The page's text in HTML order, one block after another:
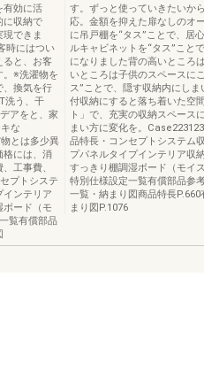
有効に活
に収納で
できま
時にはつい
ると、お客
。※洗濯物を
、換気を行
洗う、干
アをと、家
な
とは多少異
格には、消
工事費、
プトシステ
インテリア
ボード（モ
覧有償部品
す。ずっと使っていきたいか
応。金額を抑えた扉なしのオ
に吊戸棚を“タス”ことで、居
ルキャビネットを“タス”こと
になりました背の高いところ
いところは子供のスペースに
ス”ことで、隠す収納内にし
付収納にすると落ち着いた空
ト」で、充実の収納スペース
まい方に変化を。
品特長・コンセプトシステム
プパネルタイプインテリア収
すっきり棚調湿ボード（モイ
特別仕様設定一覧有償部品参
一覧・納まり図商品特長
まり図P.1076